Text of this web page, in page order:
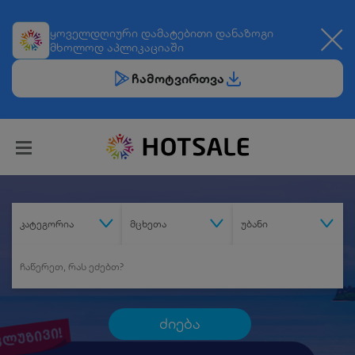
ყოველდღიური დამატებითი დანაზოგი
მხოლოდ აპლიკაციაში
ჩამოტვირთვა
კატეგორია მცხეთა უბანი
ძიება